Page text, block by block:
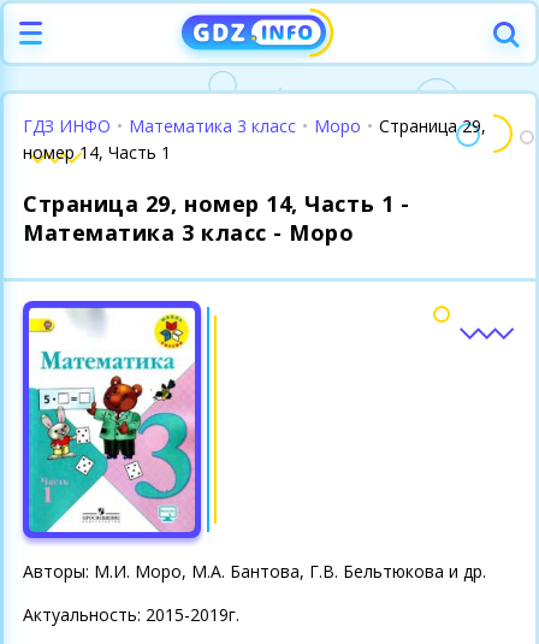
ГДЗ ИНФО • Математика 3 класс • Моро • Страница 29,
номер 14, Часть 1
Страница 29, номер 14, Часть 1 -
Математика 3 класс - Моро
Авторы: М.И. Моро, М.А. Бантова, Г.В. Бельтюкова и др.
Актуальность: 2015-2019г.